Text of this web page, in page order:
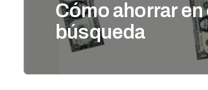
Cómo ahorrar
búsqueda